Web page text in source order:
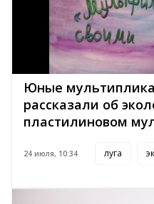
Юные
рассказали об
пластилиновом
24 июля, 10:34 луга